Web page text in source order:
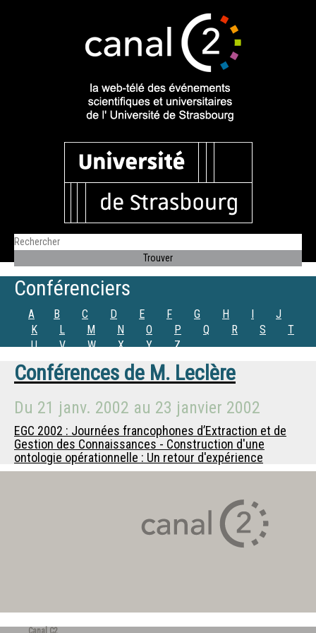
Conférenciers
A B C D E F G H I
J
K
L M N O P Q R S
T
U
V W X Y Z
Conférences de M. Leclère
Du 21 janv. 2002 au 23 janvier 2002
EGC 2002 : Journées francophones d’Extraction et de
Gestion des Connaissances - Construction d'une
ontologie opérationnelle : Un retour d'expérience
Canal C2